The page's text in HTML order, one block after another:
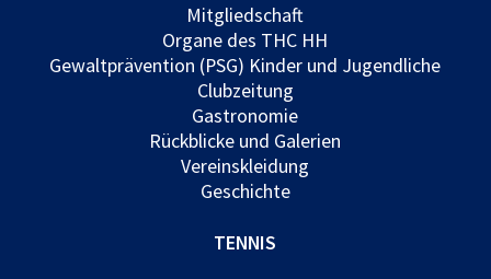
Mitgliedschaft
Organe des THC HH
Gewaltprävention (PSG) Kinder und Jugendliche
Clubzeitung
Gastronomie
Rückblicke und Galerien
Vereinskleidung
Geschichte
TENNIS